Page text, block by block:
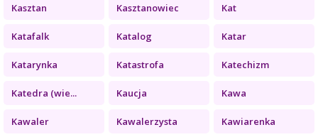
Kasztan Kasztanowiec Kat
Katafalk Katalog Katar
Katarynka Katastrofa Katechizm
Katedra (wie... Kaucja Kawa
Kawaler Kawalerzysta Kawiarenka